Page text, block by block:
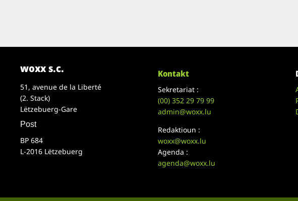
woxx s.c.
51, avenue de la Liberté
(2. Stack)
Lëtzebuerg-Gare
Post
BP 684
L-2016 Lëtzebuerg
Kontakt
Sekretariat :
(00)352 29 79 99
admin@woxx.lu
Redaktioun :
woxx@woxx.lu
Agenda :
agenda@woxx.lu